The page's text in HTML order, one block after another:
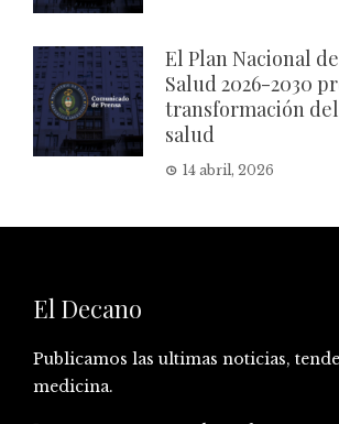
El Plan Nacional
Salud 2026-2030
transformación
salud
14 abril, 2026
El Decano
Publicamos las ultimas noticias,
medicina.